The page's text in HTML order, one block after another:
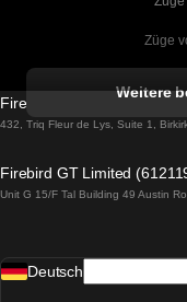
Züge
Züge
Weitere
Firebird GT Limited (OC
432, Triq Fleur de Lys, Suite 1,
Firebird GT Limited
Unit G 15/F Tal Building 49 Austin
Deutsch